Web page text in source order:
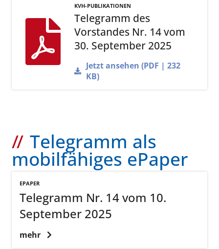
KVH-PUBLIKATIONEN
Telegramm des
Vorstandes Nr. 14 vom
30. September 2025
Jetzt ansehen (PDF | 232
KB)
Telegramm als
mobilfähiges ePaper
EPAPER
Telegramm Nr. 14 vom 10.
September 2025
mehr